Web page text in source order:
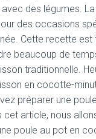
des légumes.
des occasions
Cette recette est
beaucoup de
traditionnelle.
en cocotte-
préparer une
cet article, nous
poule au pot en